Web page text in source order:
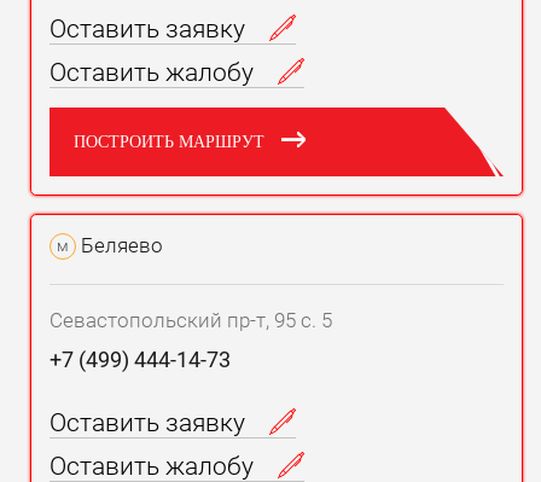
Оставить заявку
Оставить жалобу
ПОСТРОИТЬ МАРШРУТ
м Беляево
Севастопольский пр-т, 95 с. 5
+7 (499) 444-14-73
Оставить заявку
Оставить жалобу